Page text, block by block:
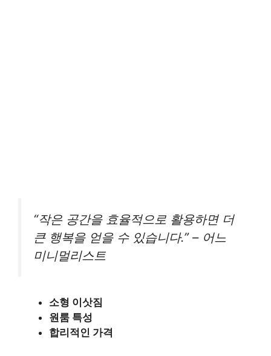
“작은 공간을 효율적으로 활용하면 더
큰 행복을 얻을 수 있습니다.” – 어느
미니멀리스트
소형 이삿짐
원룸 특성
합리적인 가격